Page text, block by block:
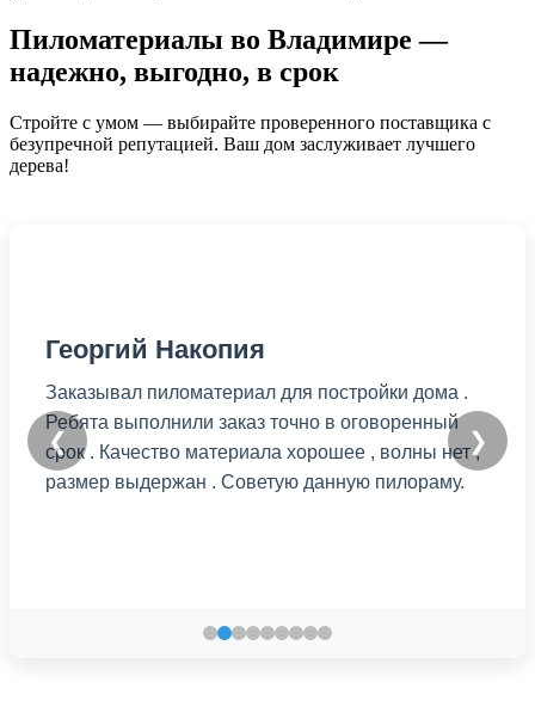
Пиломатериалы во Владимире —
надежно, выгодно, в срок
Стройте с умом — выбирайте проверенного поставщика с
безупречной репутацией. Ваш дом заслуживает лучшего
дерева!
Георгий Накопия
Заказывал пиломатериал для постройки дома .
Ребята выполнили заказ точно в оговоренный
срок . Качество материала хорошее , волны нет ,
размер выдержан . Советую данную пилораму.
❮ ❯